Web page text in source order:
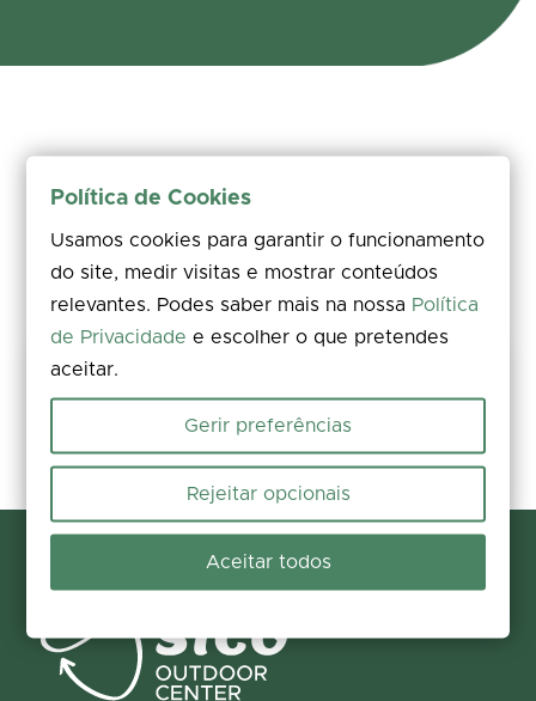
melhora a informação para todos.
Política de Cookies
Usamos cookies para garantir o funcionamento
do site, medir visitas e mostrar conteúdos
relevantes. Podes saber mais na nossa Política
de Privacidade e escolher o que pretendes
aceitar.
Gerir preferências
Rejeitar opcionais
Aceitar todos